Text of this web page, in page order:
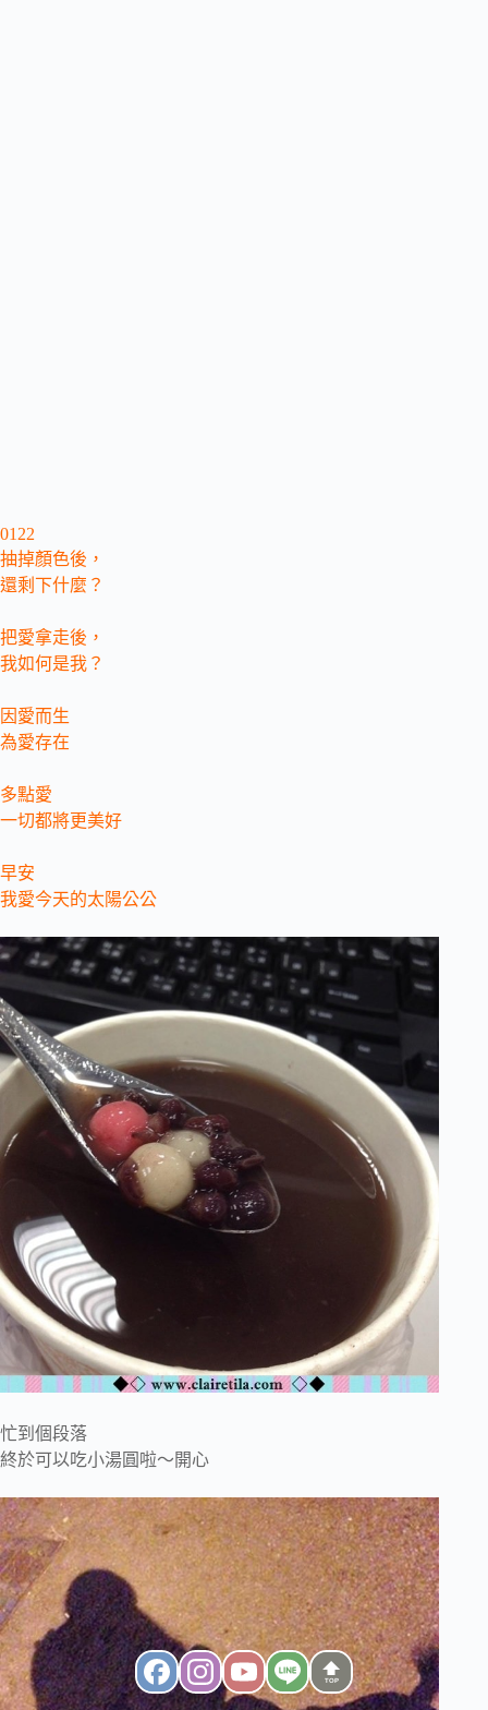
0122
抽掉顏色後，
還剩下什麼？
把愛拿走後，
我如何是我？
因愛而生
為愛存在
多點愛
一切都將更美好
早安
我愛今天的太陽公公
忙到個段落
終於可以吃小湯圓啦～開心
TOP